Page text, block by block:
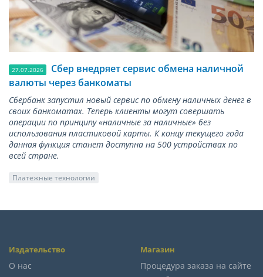
27.07.2026
Сбер внедряет сервис обмена наличной
валюты через банкоматы
Сбербанк запустил новый сервис по обмену наличных денег в
своих банкоматах. Теперь клиенты могут совершать
операции по принципу «наличные за наличные» без
использования пластиковой карты. К концу текущего года
данная функция станет доступна на 500 устройствах по
всей стране.
Платежные технологии
Издательство
О нас
Магазин
Процедура заказа на сайте